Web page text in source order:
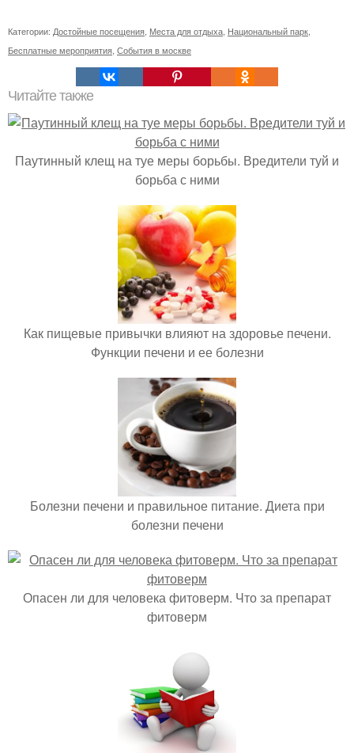
Категории: Достойные посещения Места для отдыха Национальный парк
Бесплатные мероприятия События в москве
Читайте также
Паутинный клещ на туе меры борьбы. Вредители туй и
борьба с ними
Как пищевые привычки влияют на здоровье печени.
Функции печени и ее болезни
Болезни печени и правильное питание. Диета при
болезни печени
Опасен ли для человека фитоверм. Что за препарат
фитоверм